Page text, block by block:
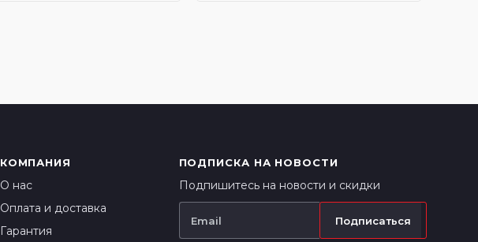
КОМПАНИЯ
О нас
Оплата и доставка
Гарантия
ПОДПИСКА НА НОВОСТИ
Подпишитесь на новости и скидки
Подписаться